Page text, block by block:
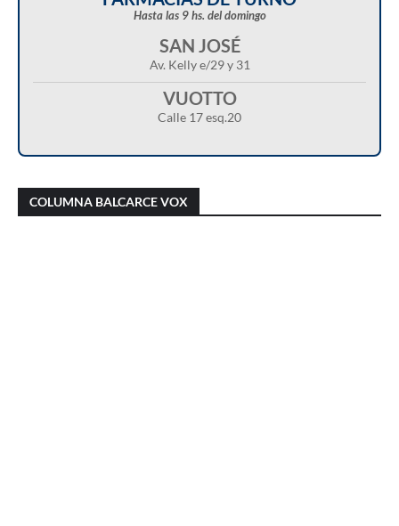
Hasta las 9 hs. del domingo
SAN JOSÉ
Av. Kelly e/29 y 31
VUOTTO
Calle 17 esq.20
COLUMNA BALCARCE VOX
que se conozca la carga horaria de cada
médico/a municipal
cuestionó el proyecto de reforma de la Ley de
Tierras y advirtió sobre una “entrega total”